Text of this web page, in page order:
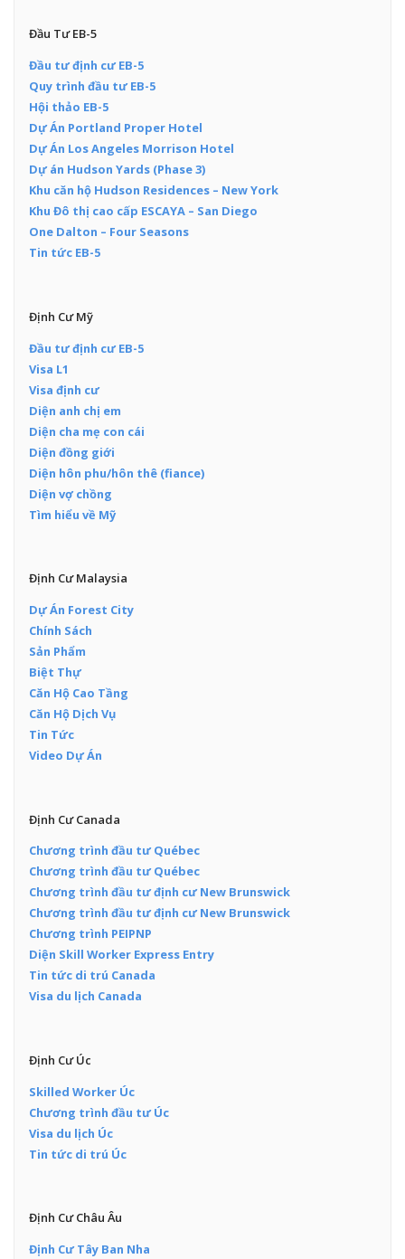
Đầu Tư EB-5
Đầu tư định cư EB-5
Quy trình đầu tư EB-5
Hội thảo EB-5
Dự Án Portland Proper Hotel
Dự Án Los Angeles Morrison Hotel
Dự án Hudson Yards (Phase 3)
Khu căn hộ Hudson Residences – New York
Khu Đô thị cao cấp ESCAYA – San Diego
One Dalton – Four Seasons
Tin tức EB-5
Định Cư Mỹ
Đầu tư định cư EB-5
Visa L1
Visa định cư
Diện anh chị em
Diện cha mẹ con cái
Diện đồng giới
Diện hôn phu/hôn thê (fiance)
Diện vợ chồng
Tìm hiểu về Mỹ
Định Cư Malaysia
Dự Án Forest City
Chính Sách
Sản Phẩm
Biệt Thự
Căn Hộ Cao Tầng
Căn Hộ Dịch Vụ
Tin Tức
Video Dự Án
Định Cư Canada
Chương trình đầu tư Québec
Chương trình đầu tư Québec
Chương trình đầu tư định cư New Brunswick
Chương trình đầu tư định cư New Brunswick
Chương trình PEIPNP
Diện Skill Worker Express Entry
Tin tức di trú Canada
Visa du lịch Canada
Định Cư Úc
Skilled Worker Úc
Chương trình đầu tư Úc
Visa du lịch Úc
Tin tức di trú Úc
Định Cư Châu Âu
Định Cư Tây Ban Nha